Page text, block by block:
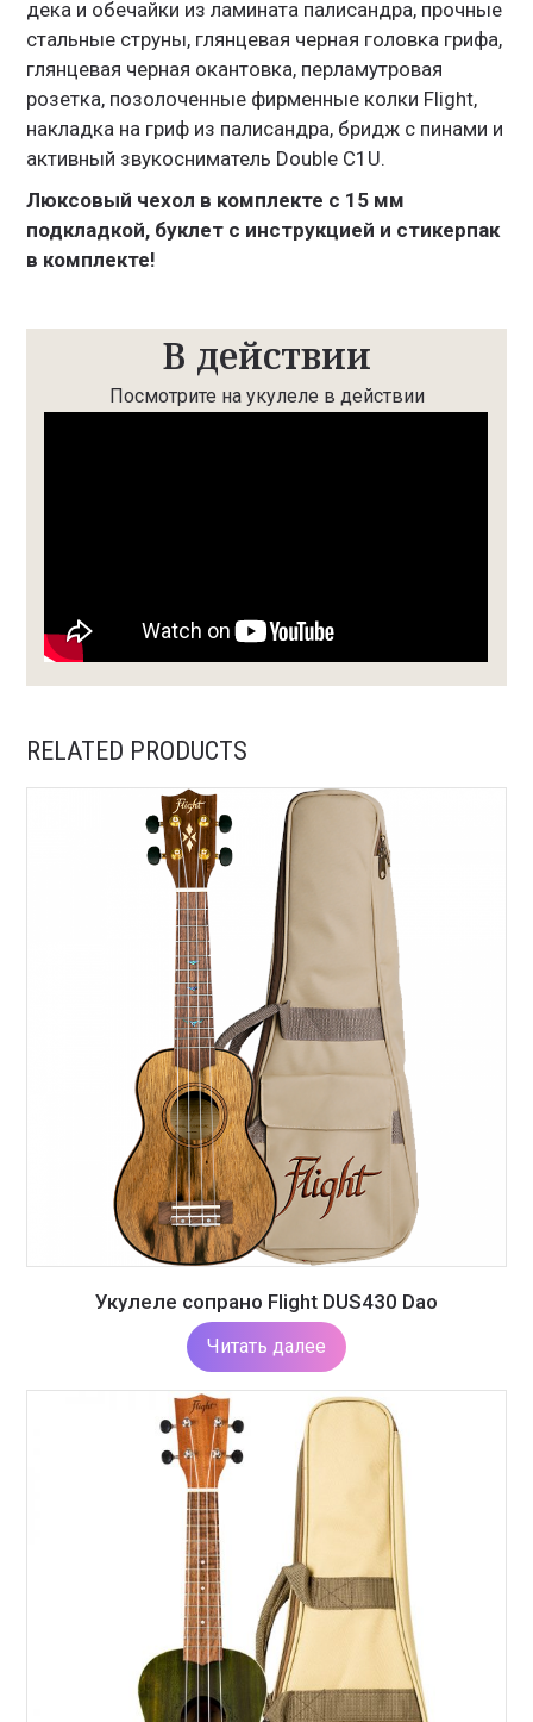
дека и обечайки из ламината палисандра, прочные
стальные струны, глянцевая черная головка грифа,
глянцевая черная окантовка, перламутровая
розетка, позолоченные фирменные колки Flight,
накладка на гриф из палисандра, бридж с пинами и
активный звукосниматель Double C1U.
Люксовый чехол в комплекте с 15 мм
подкладкой, буклет с инструкцией и стикерпак
в комплекте!
В действии
Посмотрите на укулеле в действии
RELATED PRODUCTS
Укулеле сопрано Flight DUS430 Dao
Читать далее